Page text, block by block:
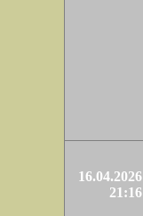
16.04.2026
21:16